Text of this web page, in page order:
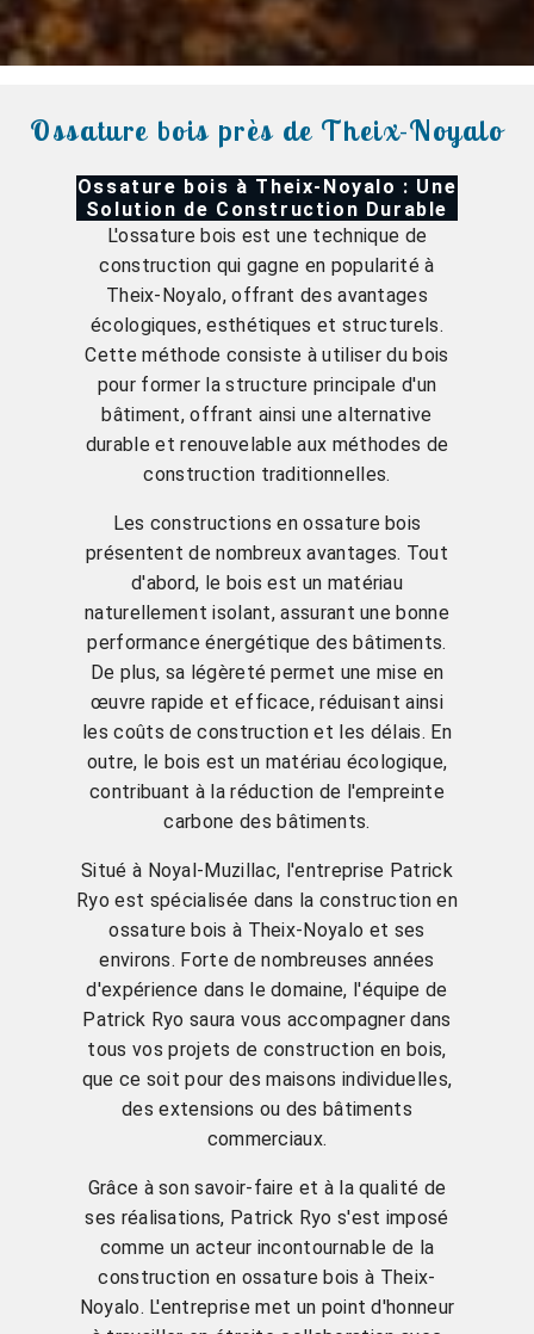
Ossature bois près de Theix-Noyalo
Ossature bois à Theix-Noyalo : Une
Solution de Construction Durable
L'ossature bois est une technique de
construction qui gagne en popularité à
Theix-Noyalo, offrant des avantages
écologiques, esthétiques et structurels.
Cette méthode consiste à utiliser du bois
pour former la structure principale d'un
bâtiment, offrant ainsi une alternative
durable et renouvelable aux méthodes de
construction traditionnelles.
Les constructions en ossature bois
présentent de nombreux avantages. Tout
d'abord, le bois est un matériau
naturellement isolant, assurant une bonne
performance énergétique des bâtiments.
De plus, sa légèreté permet une mise en
œuvre rapide et efficace, réduisant ainsi
les coûts de construction et les délais. En
outre, le bois est un matériau écologique,
contribuant à la réduction de l'empreinte
carbone des bâtiments.
Situé à Noyal-Muzillac, l'entreprise Patrick
Ryo est spécialisée dans la construction en
ossature bois à Theix-Noyalo et ses
environs. Forte de nombreuses années
d'expérience dans le domaine, l'équipe de
Patrick Ryo saura vous accompagner dans
tous vos projets de construction en bois,
que ce soit pour des maisons individuelles,
des extensions ou des bâtiments
commerciaux.
Grâce à son savoir-faire et à la qualité de
ses réalisations, Patrick Ryo s'est imposé
comme un acteur incontournable de la
construction en ossature bois à Theix-
Noyalo. L'entreprise met un point d'honneur